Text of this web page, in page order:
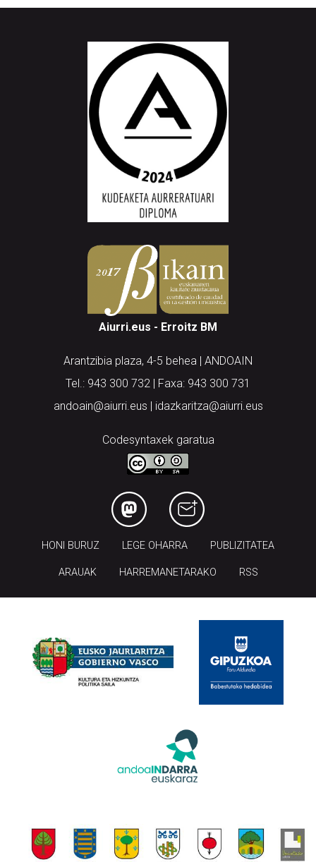
Aiurri.eus - Erroitz BM
Arantzibia plaza, 4-5 behea | ANDOAIN
Tel.: 943 300 732 | Faxa: 943 300 731
andoain@aiurri.eus | idazkaritza@aiurri.eus
Codesyntaxek garatua
HONI BURUZ LEGE OHARRA PUBLIZITATEA
ARAUAK HARREMANETARAKO RSS